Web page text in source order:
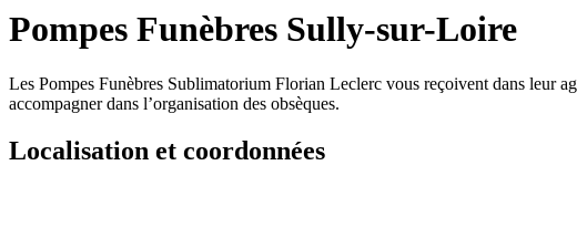
Pompes Funèbres Sully-sur-Loire
Les Pompes Funèbres Sublimatorium Florian Leclerc vous reçoivent dans leur
accompagner dans l’organisation des obsèques.
Localisation et coordonnées